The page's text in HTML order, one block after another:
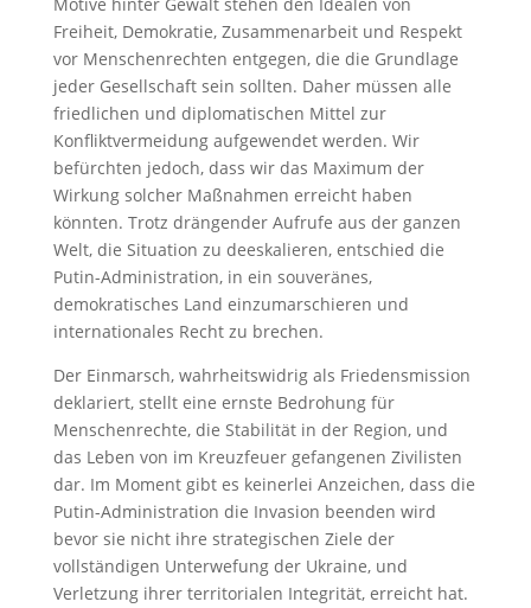
Freiheit, Demokratie, Zusammenarbeit und Respekt
vor Menschenrechten entgegen, die die Grundlage
jeder Gesellschaft sein sollten. Daher müssen alle
friedlichen und diplomatischen Mittel zur
Konfliktvermeidung aufgewendet werden. Wir
befürchten jedoch, dass wir das Maximum der
Wirkung solcher Maßnahmen erreicht haben
könnten. Trotz drängender Aufrufe aus der ganzen
Welt, die Situation zu deeskalieren, entschied die
Putin-Administration, in ein souveränes,
demokratisches Land einzumarschieren und
internationales Recht zu brechen.
Der Einmarsch, wahrheitswidrig als Friedensmission
deklariert, stellt eine ernste Bedrohung für
Menschenrechte, die Stabilität in der Region, und
das Leben von im Kreuzfeuer gefangenen Zivilisten
dar. Im Moment gibt es keinerlei Anzeichen, dass die
Putin-Administration die Invasion beenden wird
bevor sie nicht ihre strategischen Ziele der
vollständigen Unterwefung der Ukraine, und
Verletzung ihrer territorialen Integrität, erreicht hat.